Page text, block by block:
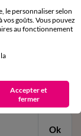
Ok
le personnaliser selon
vos goûts. Vous pouvez
au fonctionnement
Accepter et
fermer